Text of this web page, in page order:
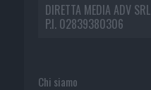
DIRETTA MEDIA ADV SRL
P.I. 02839380306
Chi siamo